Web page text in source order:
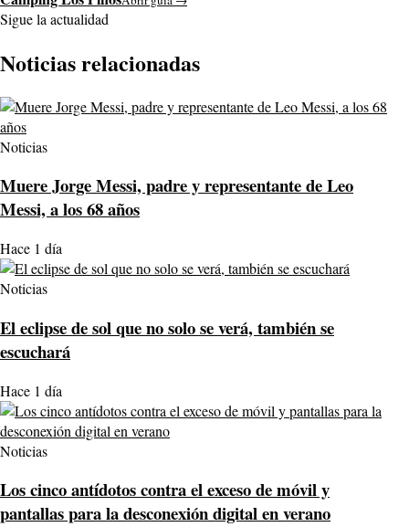
Sigue la actualidad
Noticias relacionadas
Noticias
Muere Jorge Messi, padre y representante de Leo
Messi, a los 68 años
Hace 1 día
Noticias
El eclipse de sol que no solo se verá, también se
escuchará
Hace 1 día
Noticias
Los cinco antídotos contra el exceso de móvil y
pantallas para la desconexión digital en verano